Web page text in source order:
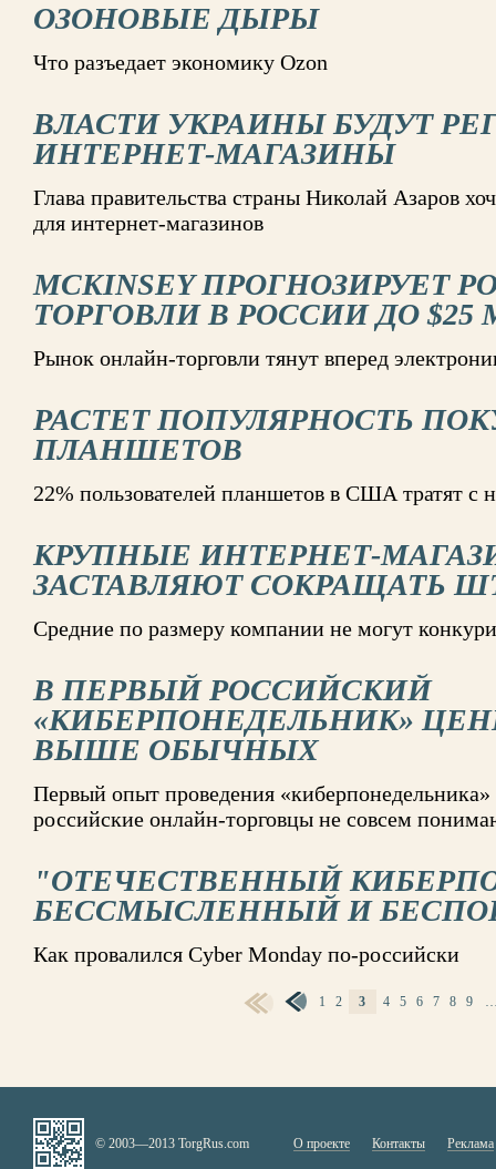
ОЗОНОВЫЕ ДЫРЫ
Что разъедает экономику Ozon
ВЛАСТИ УКРАИНЫ БУДУТ
ИНТЕРНЕТ-МАГАЗИНЫ
Глава правительства страны Николай Азаров
для интернет-магазинов
MCKINSEY ПРОГНОЗИРУЕТ
ТОРГОВЛИ В РОССИИ ДО $25
Рынок онлайн-торговли тянут вперед
РАСТЕТ ПОПУЛЯРНОСТЬ
ПЛАНШЕТОВ
22% пользователей планшетов в США тратят с
КРУПНЫЕ ИНТЕРНЕТ-
ЗАСТАВЛЯЮТ СОКРАЩАТЬ
Средние по размеру компании не могут
В ПЕРВЫЙ РОССИЙСКИЙ
«КИБЕРПОНЕДЕЛЬНИК»
ВЫШЕ ОБЫЧНЫХ
Первый опыт проведения «киберпонедельника»
российские онлайн-торговцы не совсем
"ОТЕЧЕСТВЕННЫЙ
БЕССМЫСЛЕННЫЙ И
Как провалился Cyber Monday по-российски
1 2 3 4 5 6 7 8 9
© 2003—2013 TorgRus.com О проекте Контакты Реклама